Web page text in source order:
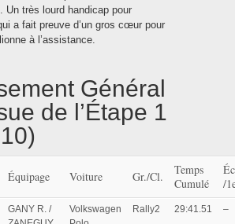
Un très lourd handicap pour
a fait preuve d’un gros cœur pour
à l’assistance.
Général
de l’Étape 1
Équipage Voiture Gr./Cl.
Temps
Cumulé
/
GANY R. /
Volkswagen
Rally2 29:41.51 –